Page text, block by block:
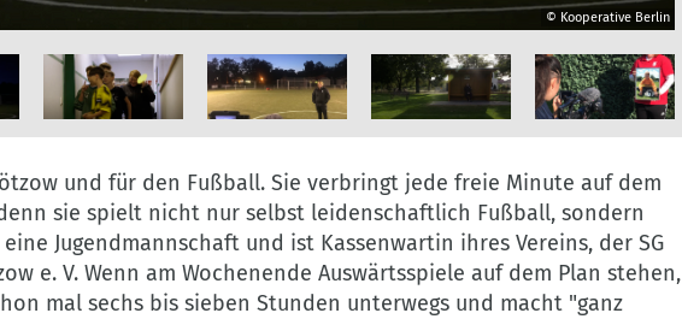
© Kooperative Berlin
© Kooperative Berlin
© Kooperative Berlin
Fußballplatz
© Kooperative Berlin
© Kooperative Berlin
©
Berlin
©
Berlin
©
Berlin
©
Berlin
und für den Fußball. Sie verbringt jede freie Minute auf dem
sie spielt nicht nur selbst leidenschaftlich Fußball, sondern
Jugendmannschaft und ist Kassenwartin ihres Vereins, der SG
e. V. Wenn am Wochenende Auswärtsspiele auf dem Plan stehen,
mal sechs bis sieben Stunden unterwegs und macht "ganz